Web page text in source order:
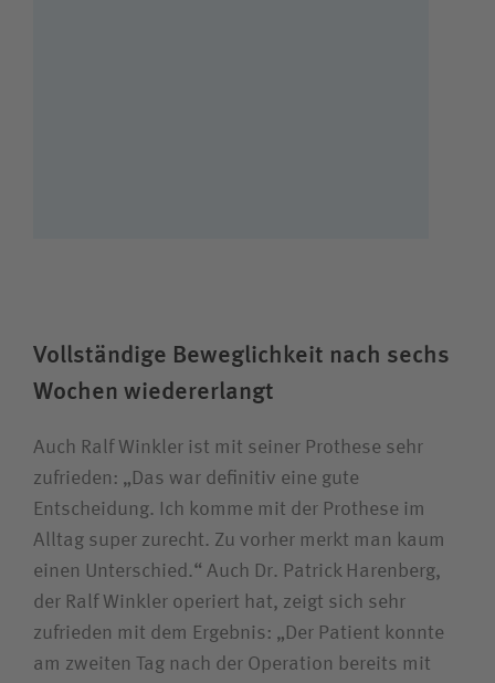
Vollständige Beweglichkeit nach sechs
Wochen wiedererlangt
Auch Ralf Winkler ist mit seiner Prothese sehr
zufrieden: „Das war definitiv eine gute
Entscheidung. Ich komme mit der Prothese im
Alltag super zurecht. Zu vorher merkt man kaum
einen Unterschied.“ Auch Dr. Patrick Harenberg,
der Ralf Winkler operiert hat, zeigt sich sehr
zufrieden mit dem Ergebnis: „Der Patient konnte
am zweiten Tag nach der Operation bereits mit